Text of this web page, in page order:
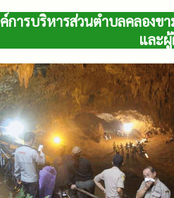
การบริหารส่วนตำบลคลองข
และ